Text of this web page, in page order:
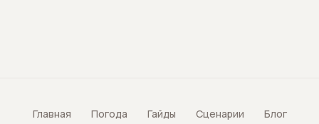
Главная Погода Гайды Сценарии Блог